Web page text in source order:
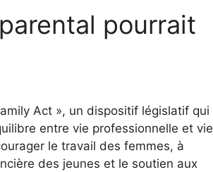
pourrait
Act », un dispositif législatif qui
entre vie professionnelle et vie
le travail des femmes, à
des jeunes et le soutien aux